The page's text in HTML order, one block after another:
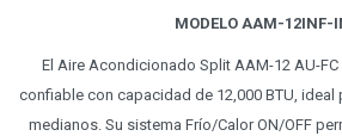
MODELO AAM-12INF-
El Aire Acondicionado Split AAM-12 AU-
confiable con capacidad de 12,000 BTU,
medianos. Su sistema Frío/Calor ON/OFF